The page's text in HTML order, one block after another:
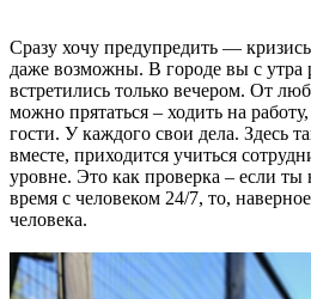
Сразу хочу предупредить —
даже возможны. В городе вы с утра
встретились только вечером. От
можно прятаться – ходить на
гости. У каждого свои дела. Здесь
вместе, приходится учиться
уровне. Это как проверка – если
время с человеком 24/7, то,
человека.